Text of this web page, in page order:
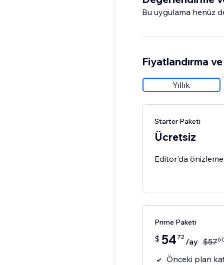
Bu uygulama henüz
Fiyatlandırma
Yıllık
Starter Paketi
Ücretsiz
Editor'da
Prime Paketi
$ 54 72 /ay $57
Önceki plan